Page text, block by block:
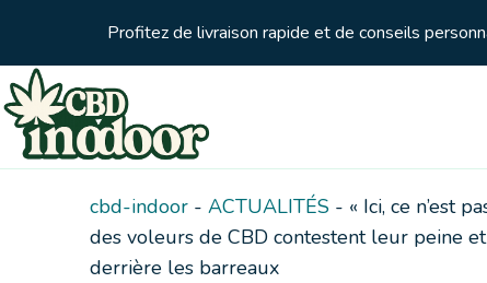
Profitez de livraison rapide et de conseils
cbd-indoor - ACTUALITÉS - « Ici, ce n’est
des voleurs de CBD contestent leur peine
derrière les barreaux